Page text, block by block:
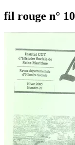
fil rouge n° 10